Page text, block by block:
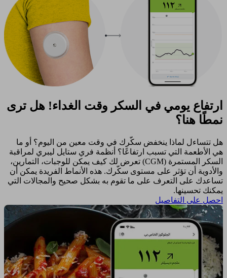
ارتفاع يومي في السكر وقت الغداء! هل ترى
نمطًا هنا؟
هل تتساءل لماذا ينخفض سكّرك في وقت معين من اليوم؟ أو ما
هي الأطعمة التي تسبب ارتفاعًا؟ أنظمة فري ستايل ليبري لمراقبة
السكر المستمرة (CGM) تعرض لك كيف يمكن للوجبات، التمارين،
والأدوية أن تؤثر على مستوى سكّرك. هذه الأنماط الفريدة يمكن أن
تساعدك على التعرف على ما تقوم به بشكل صحيح والمجالات التي
يمكنك تحسينها. ​
احصل على التفاصيل